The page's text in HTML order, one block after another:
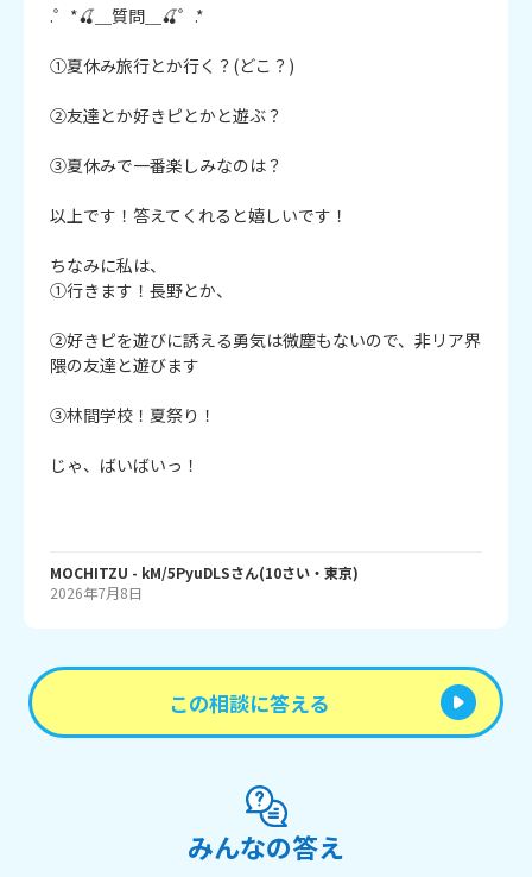
.゜*🍒＿質問＿🍒゜.*
①夏休み旅行とか行く？(どこ？)
②友達とか好きピとかと遊ぶ？
③夏休みで一番楽しみなのは？
以上です！答えてくれると嬉しいです！
ちなみに私は、
①行きます！長野とか、
②好きピを遊びに誘える勇気は微塵もないので、非リア界
隈の友達と遊びます
③林間学校！夏祭り！
じゃ、ばいばいっ！
MOCHITZU - kM/5PyuDLSさん(10さい・ 東京)
2026年7月8日
この相談に答える
みんなの答え